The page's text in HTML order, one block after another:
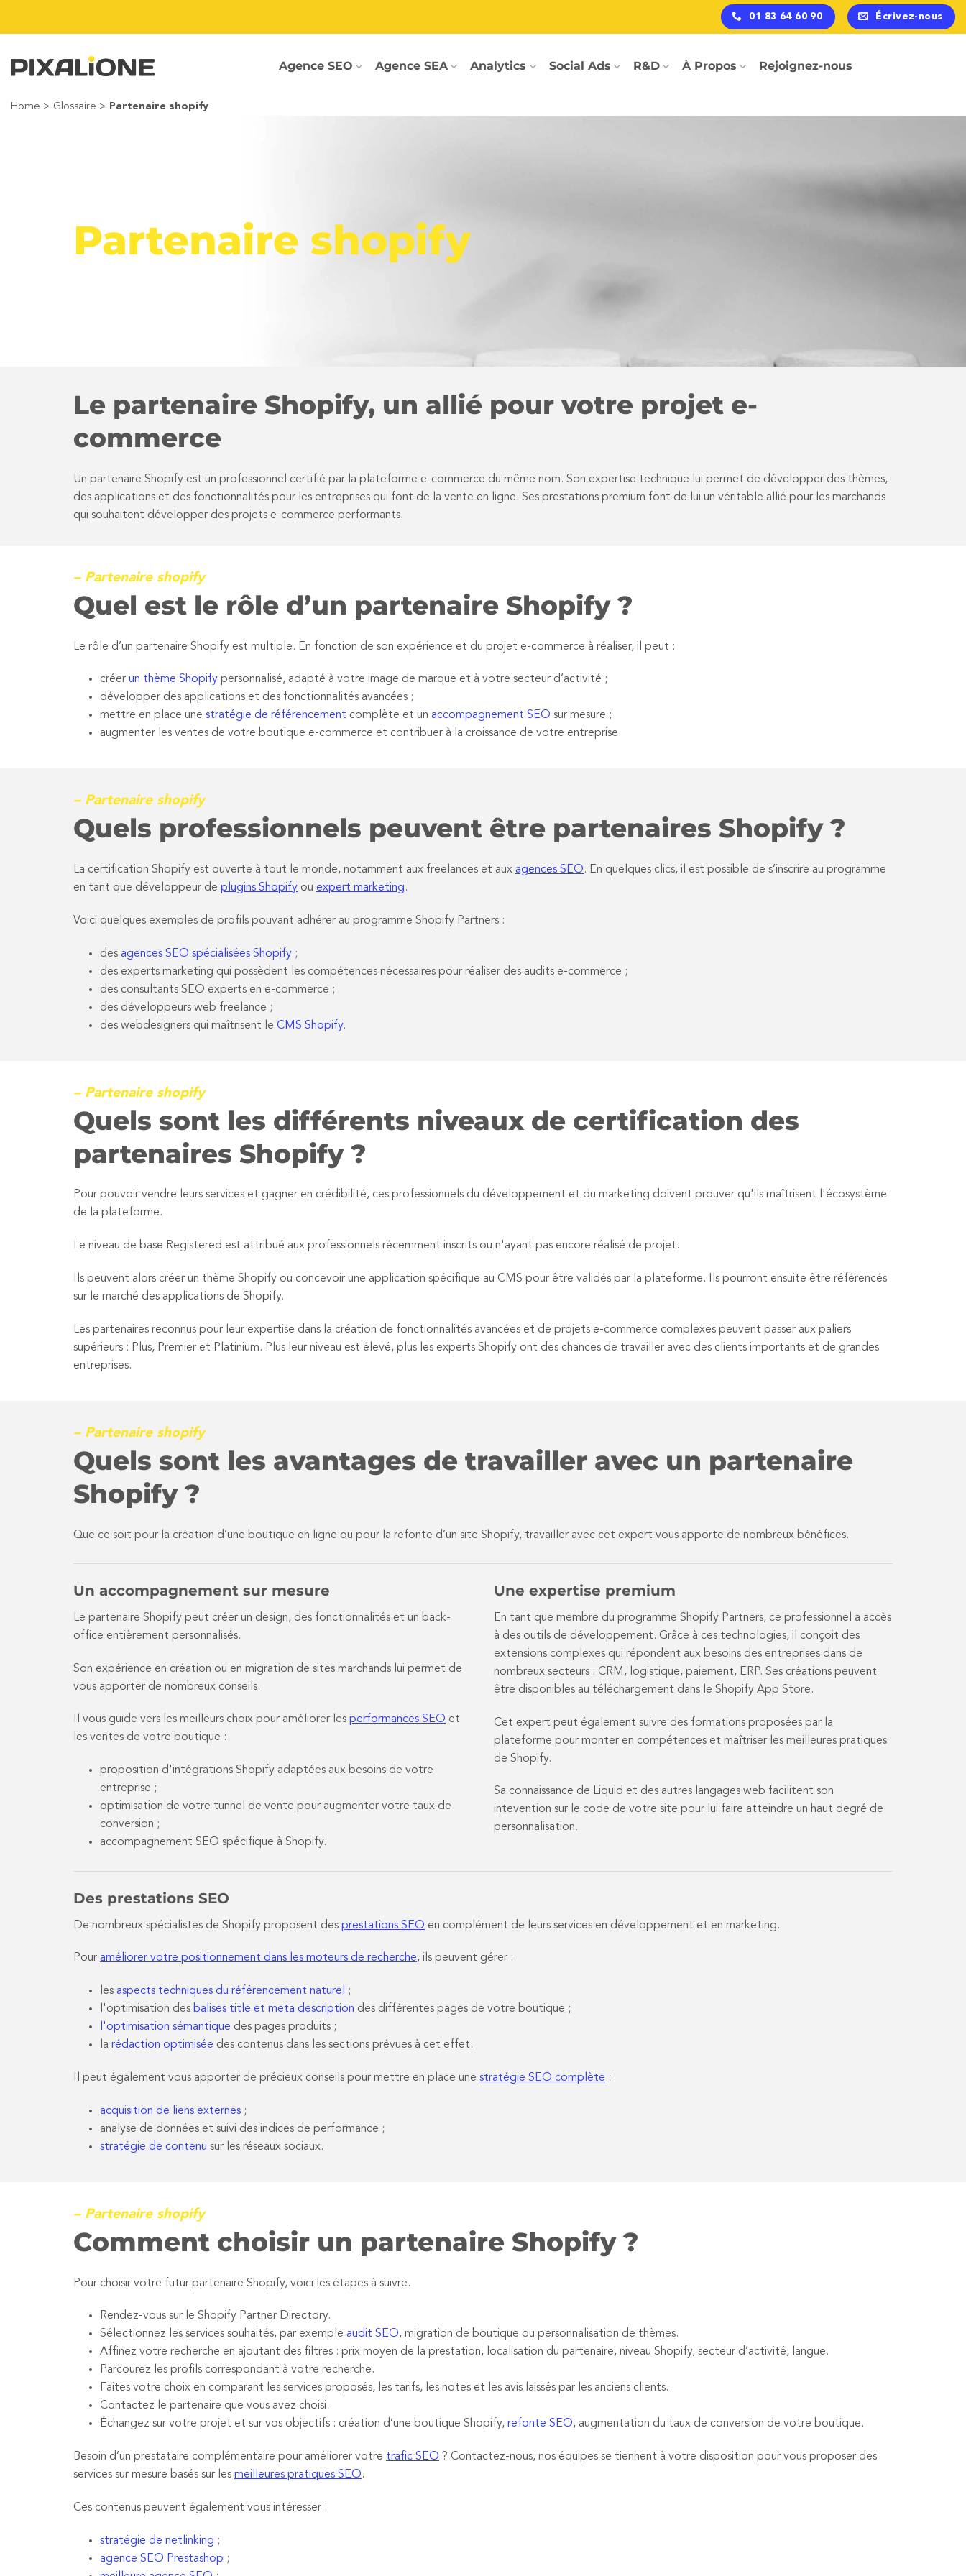
01 83 64 60 90 Écrivez-nous
Agence SEO Agence SEA Analytics Social Ads R&D À Propos Rejoignez-nous
Home > Glossaire > Partenaire shopify
Partenaire shopify
Le partenaire Shopify, un allié pour votre projet e-
commerce
Un partenaire Shopify est un professionnel certifié par la plateforme e-commerce du même nom. Son expertise technique lui permet de développer des thèmes,
des applications et des fonctionnalités pour les entreprises qui font de la vente en ligne. Ses prestations premium font de lui un véritable allié pour les marchands
qui souhaitent développer des projets e-commerce performants.
– Partenaire shopify
Quel est le rôle d’un partenaire Shopify ?
Le rôle d’un partenaire Shopify est multiple. En fonction de son expérience et du projet e-commerce à réaliser, il peut :
créer un thème Shopifypersonnalisé, adapté à votre image de marque et à votre secteur d’activité ;
développer des applications et des fonctionnalités avancées ;
mettre en place une stratégie de référencement complète et un accompagnement SEO sur mesure ;
augmenter les ventes de votre boutique e-commerce et contribuer à la croissance de votre entreprise.
– Partenaire shopify
Quels professionnels peuvent être partenaires Shopify ?
La certification Shopify est ouverte à tout le monde, notamment aux freelances et aux agences SEO. En quelques clics, il est possible de s’inscrire au programme
en tant que développeur de plugins Shopify ou expert marketing.
Voici quelques exemples de profils pouvant adhérer au programme Shopify Partners :
des agences SEO spécialisées Shopify;
des experts marketing qui possèdent les compétences nécessaires pour réaliser des audits e-commerce ;
des consultants SEO experts en e-commerce ;
des développeurs web freelance ;
des webdesigners qui maîtrisent le CMS Shopify.
– Partenaire shopify
Quels sont les différents niveaux de certification des
partenaires Shopify ?
Pour pouvoir vendre leurs services et gagner en crédibilité, ces professionnels du développement et du marketing doivent prouver qu'ils maîtrisent l'écosystème
de la plateforme.
Le niveau de base Registered est attribué aux professionnels récemment inscrits ou n'ayant pas encore réalisé de projet.
Ils peuvent alors créer un thème Shopify ou concevoir une application spécifique au CMS pour être validés par la plateforme. Ils pourront ensuite être référencés
sur le marché des applications de Shopify.
Les partenaires reconnus pour leur expertise dans la création de fonctionnalités avancées et de projets e-commerce complexes peuvent passer aux paliers
supérieurs : Plus, Premier et Platinium. Plus leur niveau est élevé, plus les experts Shopify ont des chances de travailler avec des clients importants et de grandes
entreprises.
– Partenaire shopify
Quels sont les avantages de travailler avec un partenaire
Shopify ?
Que ce soit pour la création d’une boutique en ligne ou pour la refonte d’un site Shopify, travailler avec cet expert vous apporte de nombreux bénéfices.
Un accompagnement sur mesure
Le partenaire Shopify peut créer un design, des fonctionnalités et un back-
office entièrement personnalisés.
Son expérience en création ou en migration de sites marchands lui permet de
vous apporter de nombreux conseils.
Il vous guide vers les meilleurs choix pour améliorer les performances SEO et
les ventes de votre boutique :
proposition d'intégrations Shopify adaptées aux besoins de votre
entreprise ;
optimisation de votre tunnel de vente pour augmenter votre taux de
conversion ;
accompagnement SEO spécifique à Shopify.
Une expertise premium
En tant que membre du programme Shopify Partners, ce professionnel a accès
à des outils de développement. Grâce à ces technologies, il conçoit des
extensions complexes qui répondent aux besoins des entreprises dans de
nombreux secteurs : CRM, logistique, paiement, ERP. Ses créations peuvent
être disponibles au téléchargement dans le Shopify App Store.
Cet expert peut également suivre des formations proposées par la
plateforme pour monter en compétences et maîtriser les meilleures pratiques
de Shopify.
Sa connaissance de Liquid et des autres langages web facilitent son
intevention sur le code de votre site pour lui faire atteindre un haut degré de
personnalisation.
Des prestations SEO
De nombreux spécialistes de Shopify proposent des prestations SEO en complément de leurs services en développement et en marketing.
Pour améliorer votre positionnement dans les moteurs de recherche, ils peuvent gérer :
les aspects techniques du référencement naturel ;
l'optimisation des balises title et meta description des différentes pages de votre boutique ;
l'optimisation sémantique des pages produits ;
la rédaction optimisée des contenus dans les sections prévues à cet effet.
Il peut également vous apporter de précieux conseils pour mettre en place une stratégie SEO complète :
acquisition de liens externes;
analyse de données et suivi des indices de performance ;
stratégie de contenu sur les réseaux sociaux.
– Partenaire shopify
Comment choisir un partenaire Shopify ?
Pour choisir votre futur partenaire Shopify, voici les étapes à suivre.
Rendez-vous sur le Shopify Partner Directory.
Sélectionnez les services souhaités, par exemple audit SEO, migration de boutique ou personnalisation de thèmes.
Affinez votre recherche en ajoutant des filtres : prix moyen de la prestation, localisation du partenaire, niveau Shopify, secteur d’activité, langue.
Parcourez les profils correspondant à votre recherche.
Faites votre choix en comparant les services proposés, les tarifs, les notes et les avis laissés par les anciens clients.
Contactez le partenaire que vous avez choisi.
Échangez sur votre projet et sur vos objectifs : création d’une boutique Shopify, refonte SEO, augmentation du taux de conversion de votre boutique.
Besoin d’un prestataire complémentaire pour améliorer votre trafic SEO ? Contactez-nous, nos équipes se tiennent à votre disposition pour vous proposer des
services sur mesure basés sur les meilleures pratiques SEO.
Ces contenus peuvent également vous intéresser :
stratégie de netlinking ;
agence SEO Prestashop ;